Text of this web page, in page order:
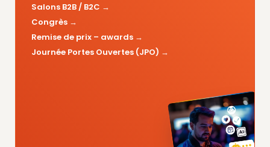
Salons B2B / B2C
Congrès
Remise de prix – awards
Journée Portes Ouvertes (JPO)